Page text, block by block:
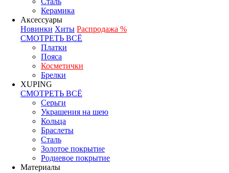
Керамика
Аксессуары
Новинки Хиты Распродажа %
СМОТРЕТЬ ВСЁ
Платки
Пояса
Косметички
Брелки
XUPING
СМОТРЕТЬ ВСЁ
Серьги
Украшения на шею
Кольца
Браслеты
Сталь
Золотое покрытие
Родиевое покрытие
Материалы